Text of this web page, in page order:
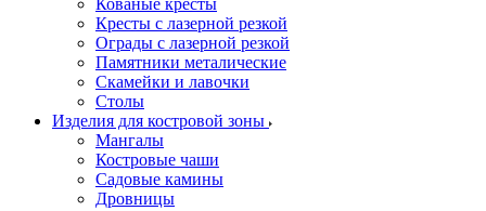
Кованые кресты
Кресты с лазерной резкой
Ограды с лазерной резкой
Памятники металические
Скамейки и лавочки
Столы
Изделия для костровой зоны
Мангалы
Костровые чаши
Садовые камины
Дровницы